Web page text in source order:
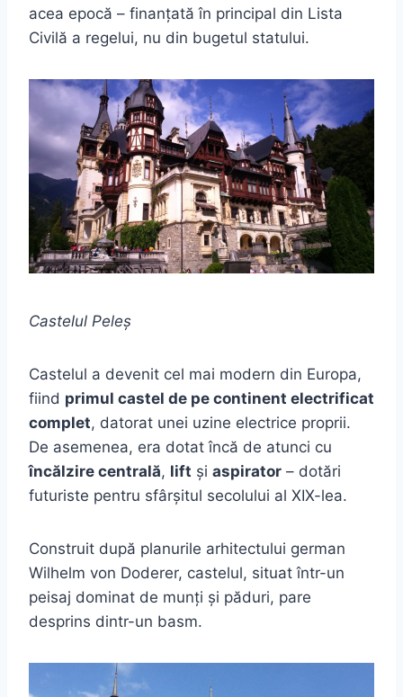
acea epocă – finanțată în principal din Lista
Civilă a regelui, nu din bugetul statului.
Castelul Peleș
Castelul a devenit cel mai modern din Europa,
fiind primul castel de pe continent electrificat
complet, datorat unei uzine electrice proprii.
De asemenea, era dotat încă de atunci cu
încălzire centrală, lift și aspirator – dotări
futuriste pentru sfârșitul secolului al XIX-lea.
Construit după planurile arhitectului german
Wilhelm von Doderer, castelul, situat într-un
peisaj dominat de munți și păduri, pare
desprins dintr-un basm.